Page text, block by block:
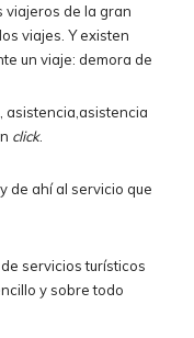
viajeros de la gran
viajes. Y existen
un viaje: demora de
asistencia,asistencia
click.
de ahí al servicio que
servicios turísticos
y sobre todo